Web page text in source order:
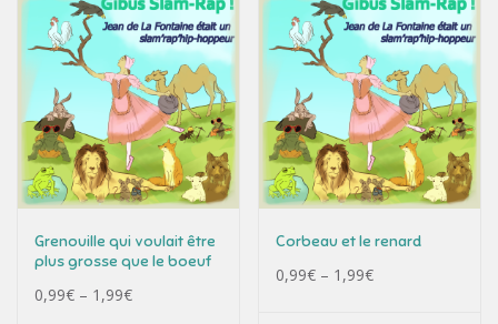
Grenouille qui voulait être
plus grosse que le boeuf
0,99€ – 1,99€
Corbeau et le renard
0,99€ – 1,99€